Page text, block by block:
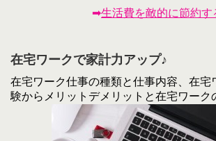
➡生活費を敵的に節約
在宅ワークで家計力アップ♪
在宅ワーク仕事の種類と仕事内容、在宅
験からメリットデメリットと在宅ワーク